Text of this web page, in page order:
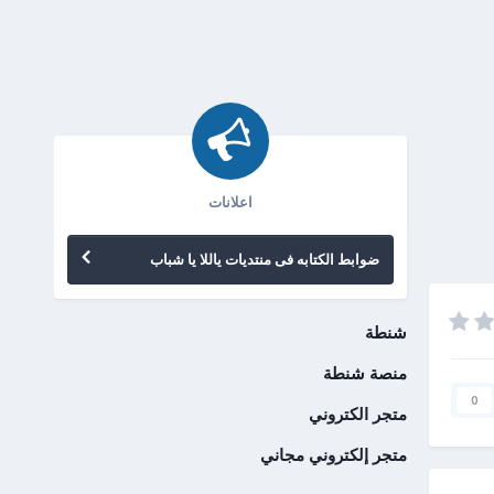
0
اعلانات
ضوابط الكتابه فى منتديات ياللا يا شباب
شنطة
منصة شنطة
متجر الكتروني
متجر إلكتروني مجاني